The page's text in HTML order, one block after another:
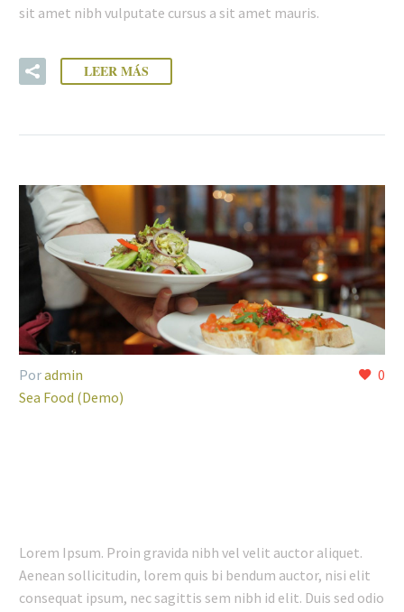
sit amet nibh vulputate cursus a sit amet mauris.
LEER MÁS
0
Poradmin
Sea Food (Demo)
Lorem Ipsum. Proin gravida nibh vel velit auctor aliquet.
Aenean sollicitudin, lorem quis bi bendum auctor, nisi elit
consequat ipsum, nec sagittis sem nibh id elit. Duis sed odio